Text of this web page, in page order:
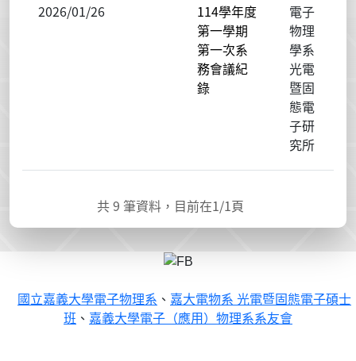
2026/01/26
114學年度
第一學期
第一次系
務會議紀
錄
電子
物理
學系
光電
暨固
態電
子研
究所
共9 筆資料，目前在1/1頁
國立嘉義大學電子物理系 、 嘉大電物系 光電暨固態電子碩士
班 、 嘉義大學電子（應用）物理系系友會